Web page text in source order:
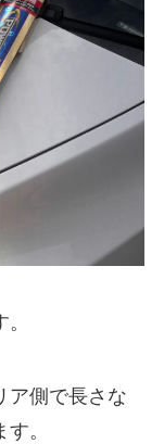
ア側で長さな
。